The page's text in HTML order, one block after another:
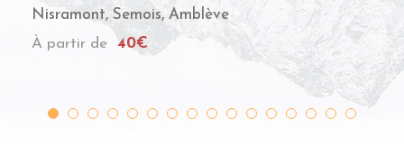
Pisserotte
À partir de 69€